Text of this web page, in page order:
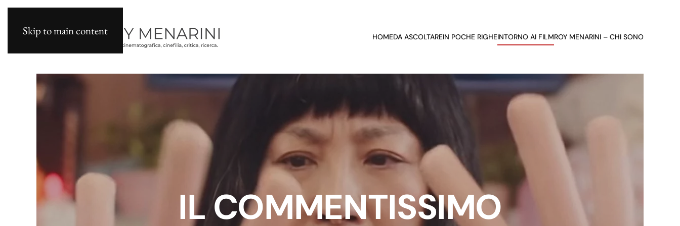
Skip to main content HOMEDA ASCOLTAREIN POCHE RIGHEINTORNO AI FILMROY MENARINI – CHI SONO
IL COMMENTISSIMO